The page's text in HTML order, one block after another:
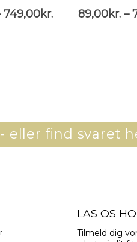
749,00kr. 89,00kr. –
eller find svaret
LAS OS
Tilmeld dig